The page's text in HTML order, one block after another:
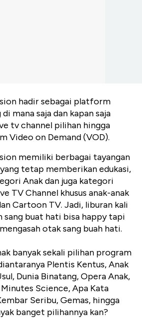
hadir sebagai platform
mana saja dan kapan saja
tv channel pilihan hingga
Video on Demand (VOD).
memiliki berbagai tayangan
tetap memberikan edukasi,
Anak dan juga kategori
TV Channel khusus anak-anak
Cartoon TV. Jadi, liburan kali
sang buat hati bisa happy tapi
otak sang buah hati.
banyak sekali pilihan program
Plentis Kentus, Anak
Dunia Binatang, Opera Anak,
Minutes Science, Apa Kata
Seribu, Gemas, hingga
banget pilihannya kan?